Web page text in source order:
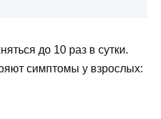
до 10 раз в сутки.
симптомы у взрослых: